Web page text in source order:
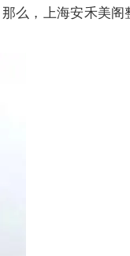
么，上海安禾美阁